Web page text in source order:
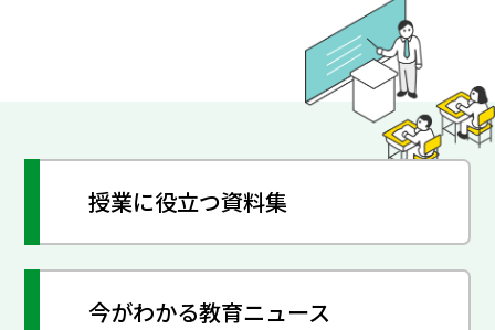
授業に役立つ資料集
今がわかる教育ニュース